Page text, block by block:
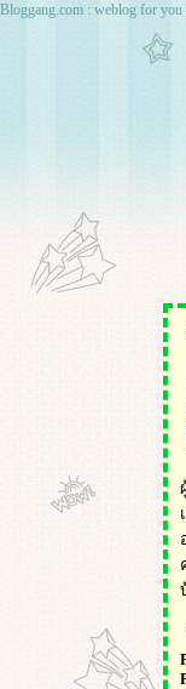
Bloggang.com : weblog for you